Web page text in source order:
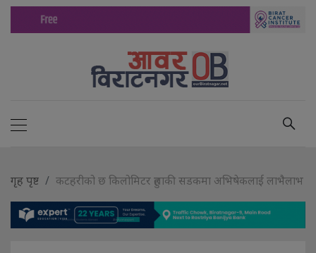
गृह पृष्ट कटहरीको छ किलोमिटर हुलाकी सडकमा अभिषेकलाई लाभैलाभ